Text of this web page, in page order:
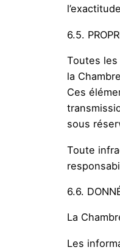
6.5.
Toutes
la
Ces
sous
Toute
6.6.
La
Les